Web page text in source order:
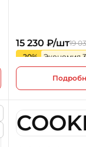
15 230 ₽/шт19
-20%
Экономия